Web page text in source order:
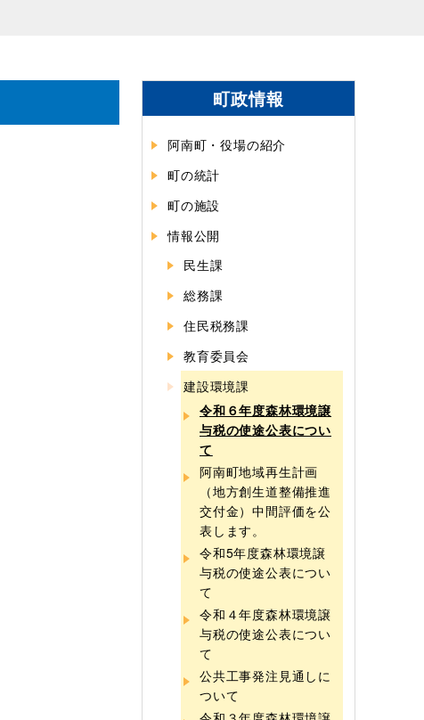
町政情報
阿南町・役場の紹介
町の統計
町の施設
情報公開
民生課
総務課
住民税務課
教育委員会
建設環境課
令和６年度森林環境譲
与税の使途公表につい
て
阿南町地域再生計画
（地方創生道整備推進
交付金）中間評価を公
表します。
令和5年度森林環境譲
与税の使途公表につい
て
令和４年度森林環境譲
与税の使途公表につい
て
公共工事発注見通しに
ついて